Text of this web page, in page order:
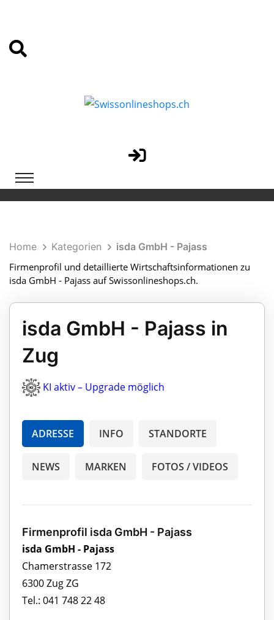
Home Kategorien
isda GmbH - Pajass
Firmenprofil und detaillierte Wirtschaftsinformationen zu
isda GmbH - Pajass auf Swissonlineshops.ch.
isda GmbH - Pajass in
Zug
KI aktiv – Upgrade möglich
ADRESSE INFO STANDORTE
NEWS MARKEN FOTOS / VIDEOS
Firmenprofil isda GmbH - Pajass
isda GmbH - Pajass
Chamerstrasse 172
6300 Zug ZG
Tel.: 041 748 22 48